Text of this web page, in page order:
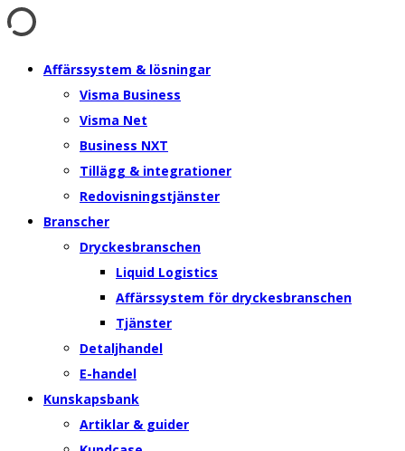
Affärssystem & lösningar
Visma Business
Visma Net
Business NXT
Tillägg & integrationer
Redovisningstjänster
Branscher
Dryckesbranschen
Liquid Logistics
Affärssystem för dryckesbranschen
Tjänster
Detaljhandel
E-handel
Kunskapsbank
Artiklar & guider